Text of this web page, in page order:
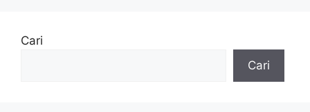
Cari
Cari